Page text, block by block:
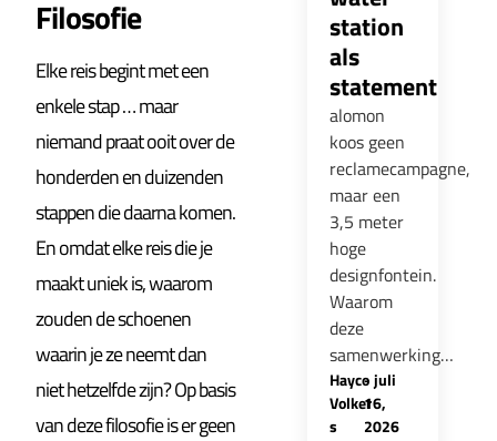
Filosofie
Elke reis begint met een
enkele stap … maar
niemand praat ooit over de
honderden en duizenden
stappen die daarna komen.
En omdat elke reis die je
maakt uniek is, waarom
zouden de schoenen
waarin je ze neemt dan
niet hetzelfde zijn? Op basis
van deze filosofie is er geen
station
als
statement
alomon
koos geen
reclamecampagne,
maar een
3,5 meter
hoge
designfontein.
Waarom
deze
samenwerking…
Hayco
Volker
s
-juli
16,
2026